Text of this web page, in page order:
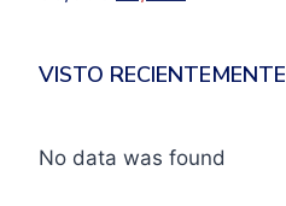
era:
es:
VISTO RECIENTEMENTE
No data was found